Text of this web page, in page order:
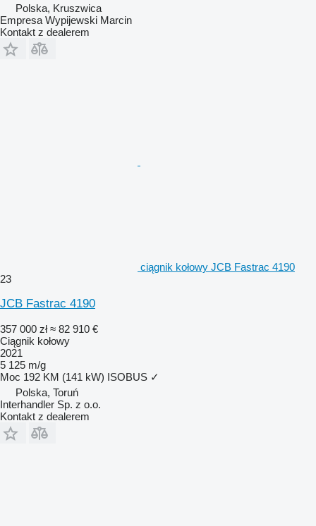
Polska, Kruszwica
Empresa Wypijewski Marcin
Kontakt z dealerem
ciągnik kołowy JCB Fastrac 4190
23
JCB Fastrac 4190
357 000 zł ≈ 82 910 €
Ciągnik kołowy
2021
5 125 m/g
Moc 192 KM (141 kW) ISOBUS ✓
Polska, Toruń
Interhandler Sp. z o.o.
Kontakt z dealerem